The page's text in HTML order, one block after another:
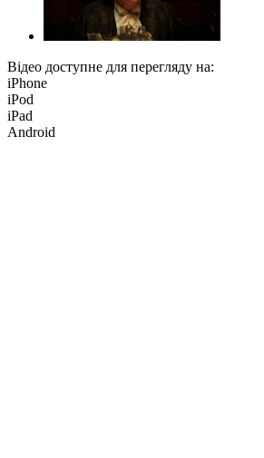
Відео доступне для перегляду на:
iPhone
iPod
iPad
Android